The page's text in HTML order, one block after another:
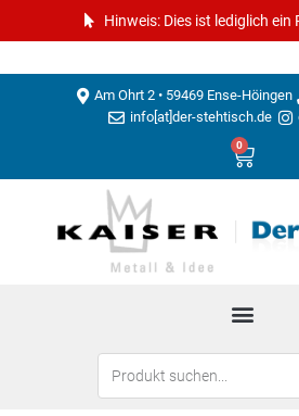
Hinweis: Dies ist lediglich
Am Ohrt 2 • 59469 Ense-Höingen
info[at]der-stehtisch.de
0